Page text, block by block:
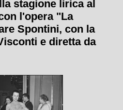
stagione lirica al
l'opera "La
Spontini, con la
e diretta da